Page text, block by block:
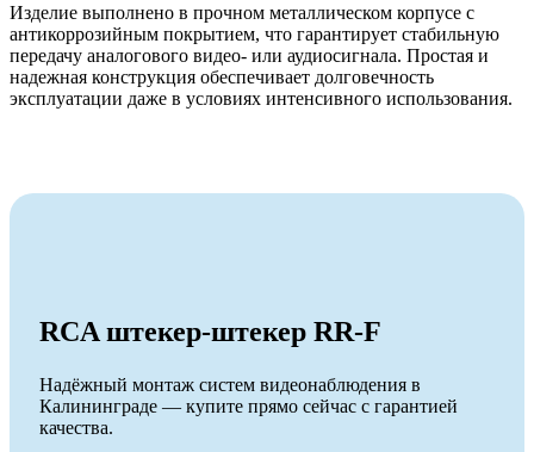
Изделие выполнено в прочном металлическом корпусе с
антикоррозийным покрытием, что гарантирует стабильную
передачу аналогового видео- или аудиосигнала. Простая и
надежная конструкция обеспечивает долговечность
эксплуатации даже в условиях интенсивного использования.
RCA штекер-штекер RR-F
Надёжный монтаж систем видеонаблюдения в
Калининграде — купите прямо сейчас с гарантией
качества.